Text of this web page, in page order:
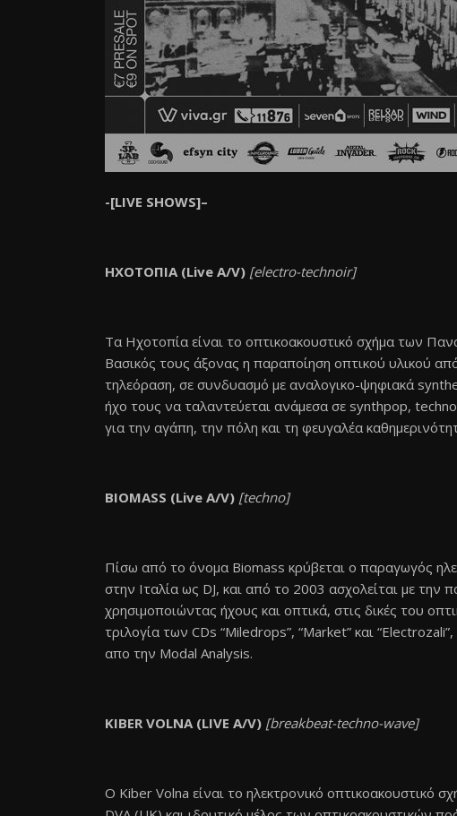
-[LIVE SHOWS]–
ΗΧΟΤΟΠΙΑ(Live A/V) [electro-technoir]
Τα Ηχοτοπία είναι το οπτικοακουστικό σχήμα των
Βασικός τους άξονας η παραποίηση οπτικού υλικού
τηλεόραση, σε συνδυασμό με αναλογικο-ψηφιακά
ήχο τους να ταλαντεύεται ανάμεσα σε synthpop,
για την αγάπη, την πόλη και τη φευγαλέα
BIOMASS (Live A/V) [techno]
Πίσω από το όνομα Biomass κρύβεται ο παραγωγός
στην Ιταλία ως DJ, και από το 2003 ασχολείται με την
χρησιμοποιώντας ήχους και οπτικά, στις δικές του
τριλογία των CDs “Miledrops”, “Market” και
απο την Modal Analysis.
KIBER VOLNA (LIVE A/V) [breakbeat-techno-wave]
Ο Kiber Volna είναι το ηλεκτρονικό οπτικοακουστικό